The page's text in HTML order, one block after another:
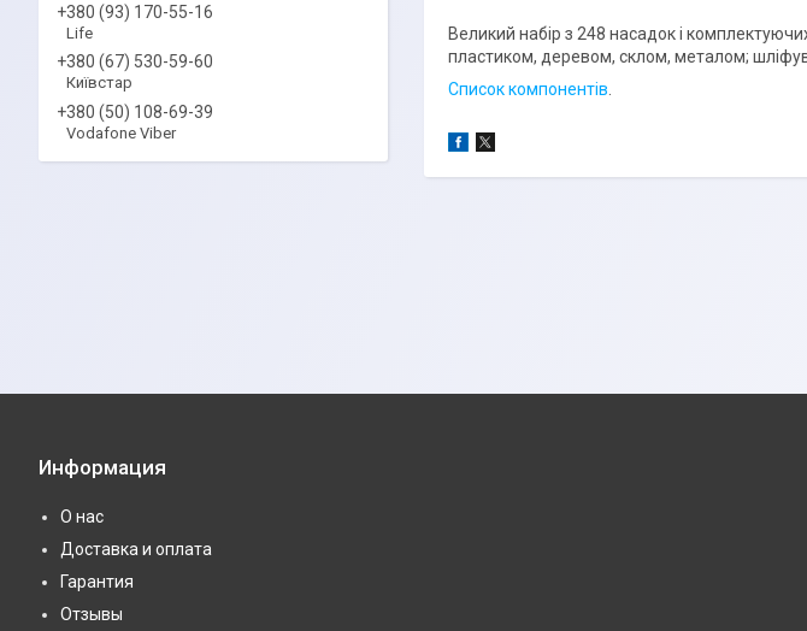
Великий набір з 248 насадок і
пластиком, деревом, склом, металом;
Список компонентів
+380 (93) 170-55-16
Life
+380 (67) 530-59-60
Київстар
+380 (50) 108-69-39
Vodafone Viber
Информация
О нас
Доставка и оплата
Гарантия
Отзывы